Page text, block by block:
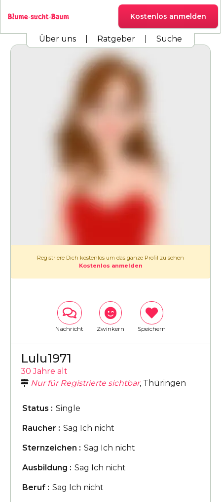
Kostenlos anmelden
Über uns Ratgeber Suche
Registriere Dich kostenlos um das ganze Profil zu sehen
Kostenlos anmelden
Nachricht Zwinkern Speichern
Lulu1971
30 Jahre alt
Nur für Registrierte sichtbar, Thüringen
Status : Single
Raucher : Sag Ich nicht
Sternzeichen : Sag Ich nicht
Ausbildung : Sag Ich nicht
Beruf : Sag Ich nicht